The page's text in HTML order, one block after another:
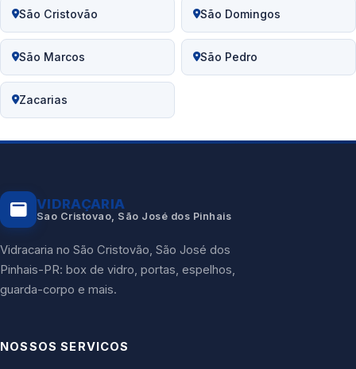
São Cristovão São Domingos
São Marcos São Pedro
Zacarias
VIDRAÇARIA
Sao Cristovao, São José dos Pinhais
Vidracaria no São Cristovão, São José dos
Pinhais-PR: box de vidro, portas, espelhos,
guarda-corpo e mais.
NOSSOS SERVICOS